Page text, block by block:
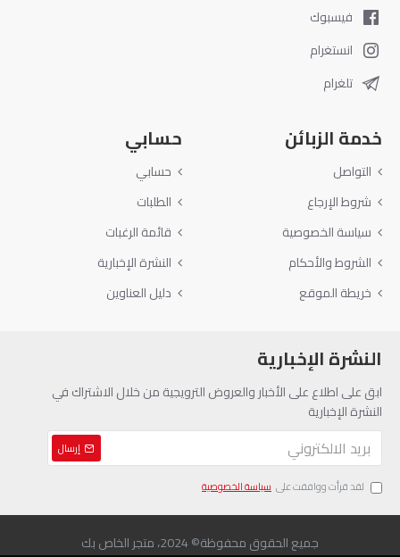
فيسبوك
انستغرام
تلغرام
خدمة الزبائن
التواصل
شروط الإرجاع
سياسة الخصوصية
الشروط والأحكام
خريطة الموقع
حسابي
حسابي
الطلبات
قائمة الرغبات
النشرة الإخبارية
دليل العناوين
النشرة الإخبارية
ابق على اطلاع على الأخبار والعروض الترويجية من خلال الاشتراك في
النشرة الإخبارية
إرسال
لقد قرأت ووافقت على سياسة الخصوصية
جميع الحقوق محفوظة© 2024، متجر الخاص بك